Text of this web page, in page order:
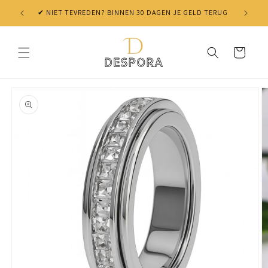
Skip to
content
✔ NIET TEVREDEN? BINNEN 30 DAGEN JE GELD TERUG
Cart
product
information